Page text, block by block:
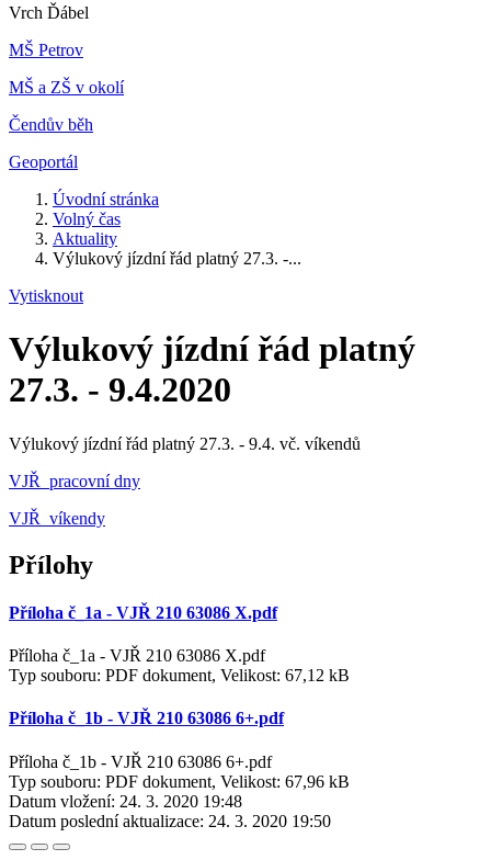
Vrch Ďábel
MŠ Petrov
MŠ a ZŠ v okolí
Čendův běh
Geoportál
Úvodní stránka
Volný čas
Aktuality
Výlukový jízdní řád platný 27.3. -...
Vytisknout
Výlukový jízdní řád platný
27.3. - 9.4.2020
Výlukový jízdní řád platný 27.3. - 9.4. vč. víkendů
VJŘ_pracovní dny
VJŘ_víkendy
Přílohy
Příloha č_1a - VJŘ 210 63086 X.pdf
Příloha č_1a - VJŘ 210 63086 X.pdf
Typ souboru: PDF dokument, Velikost: 67,12 kB
Příloha č_1b - VJŘ 210 63086 6+.pdf
Příloha č_1b - VJŘ 210 63086 6+.pdf
Typ souboru: PDF dokument, Velikost: 67,96 kB
Datum vložení: 24. 3. 2020 19:48
Datum poslední aktualizace: 24. 3. 2020 19:50